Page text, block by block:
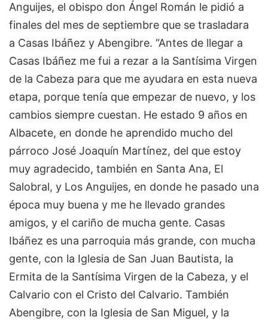
Anguijes, el obispo don Ángel Román le pidió a
finales del mes de septiembre que se trasladara
a Casas Ibáñez y Abengibre. “Antes de llegar a
Casas Ibáñez me fui a rezar a la Santísima Virgen
de la Cabeza para que me ayudara en esta nueva
etapa, porque tenía que empezar de nuevo, y los
cambios siempre cuestan. He estado 9 años en
Albacete, en donde he aprendido mucho del
párroco José Joaquín Martínez, del que estoy
muy agradecido, también en Santa Ana, El
Salobral, y Los Anguijes, en donde he pasado una
época muy buena y me he llevado grandes
amigos, y el cariño de mucha gente. Casas
Ibáñez es una parroquia más grande, con mucha
gente, con la Iglesia de San Juan Bautista, la
Ermita de la Santísima Virgen de la Cabeza, y el
Calvario con el Cristo del Calvario. También
Abengibre, con la Iglesia de San Miguel, y la